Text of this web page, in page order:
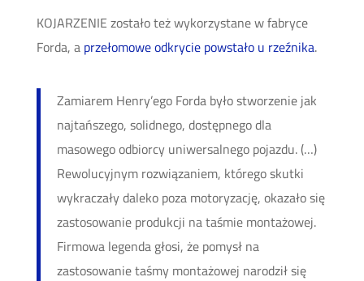
KOJARZENIE zostało też wykorzystane w fabryce
Forda, a przełomowe odkrycie powstało u rzeźnika.
Zamiarem Henry’ego Forda było stworzenie jak
najtańszego, solidnego, dostępnego dla
masowego odbiorcy uniwersalnego pojazdu. (…)
Rewolucyjnym rozwiązaniem, którego skutki
wykraczały daleko poza motoryzację, okazało się
zastosowanie produkcji na taśmie montażowej.
Firmowa legenda głosi, że pomysł na
zastosowanie taśmy montażowej narodził się